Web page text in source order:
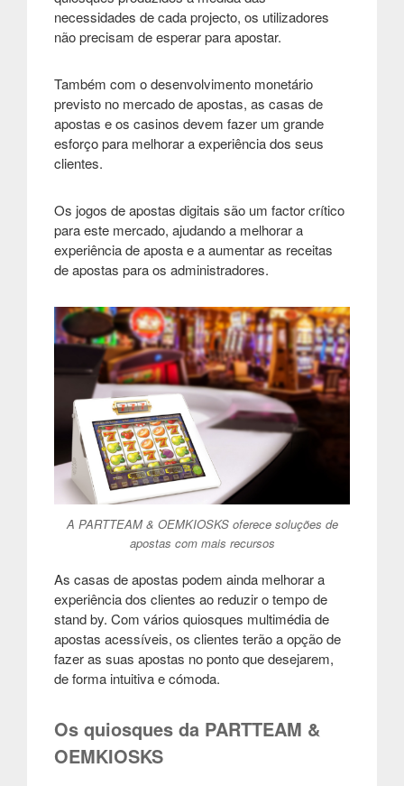
necessidades de cada projecto, os utilizadores
não precisam de esperar para apostar.
Também com o desenvolvimento monetário
previsto no mercado de apostas, as casas de
apostas e os casinos devem fazer um grande
esforço para melhorar a experiência dos seus
clientes.
Os jogos de apostas digitais são um factor crítico
para este mercado, ajudando a melhorar a
experiência de aposta e a aumentar as receitas
de apostas para os administradores.
A PARTTEAM & OEMKIOSKS oferece soluções de
apostas com mais recursos
As casas de apostas podem ainda melhorar a
experiência dos clientes ao reduzir o tempo de
stand by. Com vários quiosques multimédia de
apostas acessíveis, os clientes terão a opção de
fazer as suas apostas no ponto que desejarem,
de forma intuitiva e cómoda.
Os quiosques da PARTTEAM &
OEMKIOSKS